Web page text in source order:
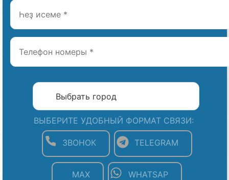
ВЫБЕРИТЕ УДОБНЫЙ ФОРМАТ СВЯЗИ:
ЗВОНОК TELEGRAM
MAX WHATSAP